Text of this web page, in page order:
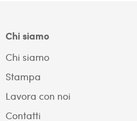
Chi siamo
Chi siamo
Stampa
Lavora con noi
Contatti